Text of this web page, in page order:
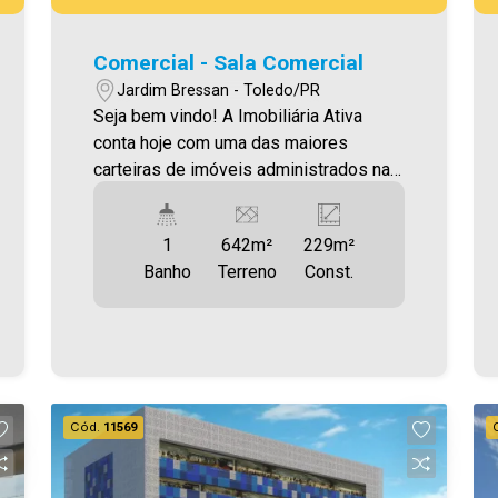
Comercial - Sala Comercial
Jardim Bressan - Toledo/PR
Seja bem vindo! A Imobiliária Ativa
conta hoje com uma das maiores
carteiras de imóveis administrados na
venda. Confira mais uma de nossas
Jardim Bressan Área Privativa
1
Banho
642m²
Terreno
229m²
Const.
Cód. 11569